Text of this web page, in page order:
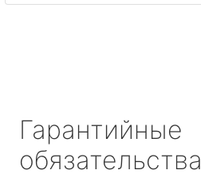
Гарантийные
обязательства